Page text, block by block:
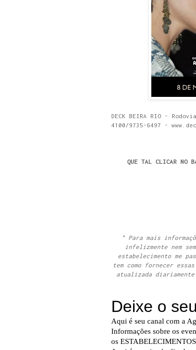
DECK BEIRA RIO -
4100/9735-6497 -
QUE TAL CLICAR NO
" Para mais
infelizmente nem
estabelecimento me
tem como fornecer
atualizada